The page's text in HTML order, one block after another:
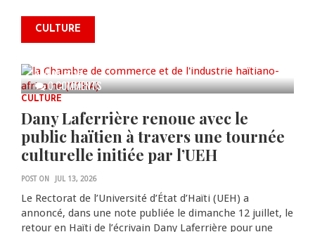
CULTURE
0 COMMENTS
commémorer le 235e
anniversaire de la cérémonie du
AUG 05, 2026
CULTURE
Dany Laferrière renoue avec le
public haïtien à travers une tournée
culturelle initiée par l’UEH
POST ON JUL 13, 2026
Le Rectorat de l’Université d’État d’Haïti (UEH) a
annoncé, dans une note publiée le dimanche 12 juillet, le
retour en Haïti de l’écrivain Dany Laferrière pour une